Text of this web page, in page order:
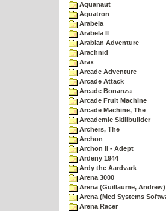
Aquanaut
Aquatron
Arabela
Arabela II
Arabian Adventure
Arachnid
Arax
Arcade Adventure
Arcade Attack
Arcade Bonanza
Arcade Fruit Machine
Arcade Machine, The
Arcademic Skillbuilder
Archers, The
Archon
Archon II - Adept
Ardeny 1944
Ardy the Aardvark
Arena 3000
Arena (Guillaume, Andrew)
Arena (Med Systems
Arena Racer